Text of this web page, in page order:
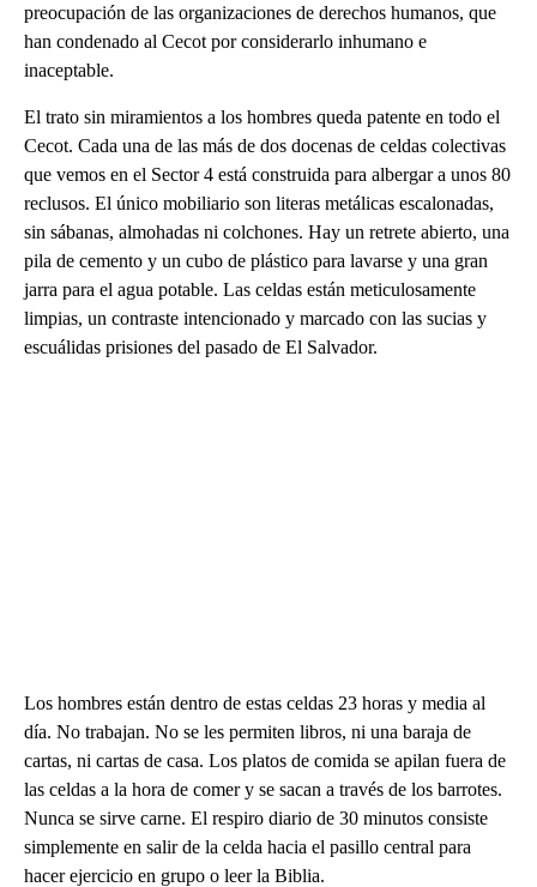
preocupación de las organizaciones de derechos humanos, que
han condenado al Cecot por considerarlo inhumano e
inaceptable.
El trato sin miramientos a los hombres queda patente en todo el
Cecot. Cada una de las más de dos docenas de celdas colectivas
que vemos en el Sector 4 está construida para albergar a unos 80
reclusos. El único mobiliario son literas metálicas escalonadas,
sin sábanas, almohadas ni colchones. Hay un retrete abierto, una
pila de cemento y un cubo de plástico para lavarse y una gran
jarra para el agua potable. Las celdas están meticulosamente
limpias, un contraste intencionado y marcado con las sucias y
escuálidas prisiones del pasado de El Salvador.
Los hombres están dentro de estas celdas 23 horas y media al
día. No trabajan. No se les permiten libros, ni una baraja de
cartas, ni cartas de casa. Los platos de comida se apilan fuera de
las celdas a la hora de comer y se sacan a través de los barrotes.
Nunca se sirve carne. El respiro diario de 30 minutos consiste
simplemente en salir de la celda hacia el pasillo central para
hacer ejercicio en grupo o leer la Biblia.